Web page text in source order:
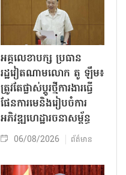
អគ្គលេខាបក្ស ប្រធាន
រដ្ឋវៀតណាមលោក តូ ឡឹម៖
ត្រូវតែផ្លាស់ប្ដូរថ្មីការងារធ្វើ
ផែនការមេនិងរៀបចំការ
អភិវឌ្ឍហេដ្ឋារចនាសម្ព័ន្ធ
06/08/2026 ព័ត៌មាន